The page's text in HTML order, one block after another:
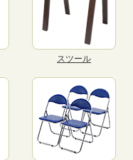
スツール